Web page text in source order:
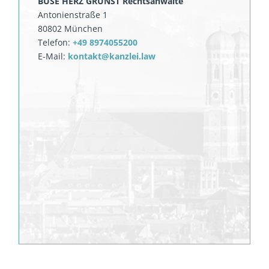
Antonienstraße 1
80802 München
Telefon:+49 8974055200
E-Mail: kontakt@kanzlei.law